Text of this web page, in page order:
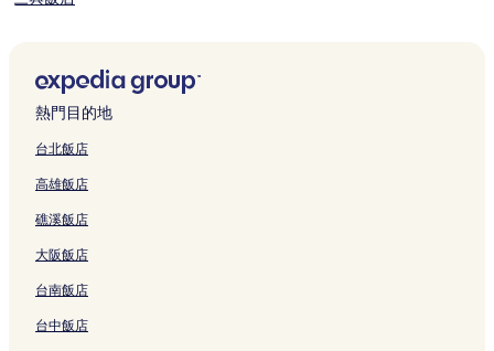
國立故宮博物院南部院區附近的飯店
水上飯店
好美漁村公園附近的飯店
太保飯店
風櫃斗湖山附近的飯店
嘉義縣飯店
熱門目的地
台北飯店
高雄飯店
礁溪飯店
大阪飯店
台南飯店
台中飯店